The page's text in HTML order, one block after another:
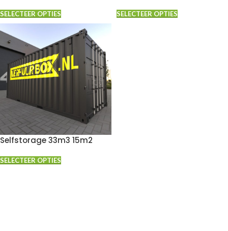
SELECTEER OPTIES SELECTEER OPTIES
Selfstorage 33m3 15m2
SELECTEER OPTIES